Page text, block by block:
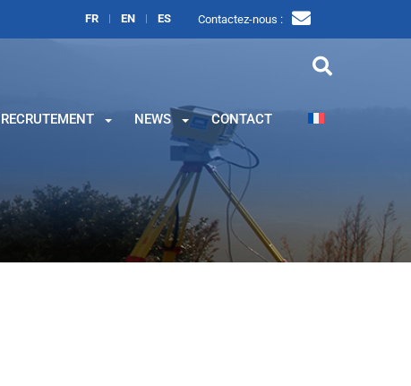
FR EN ES Contactez-nous :
RECRUTEMENT NEWS CONTACT